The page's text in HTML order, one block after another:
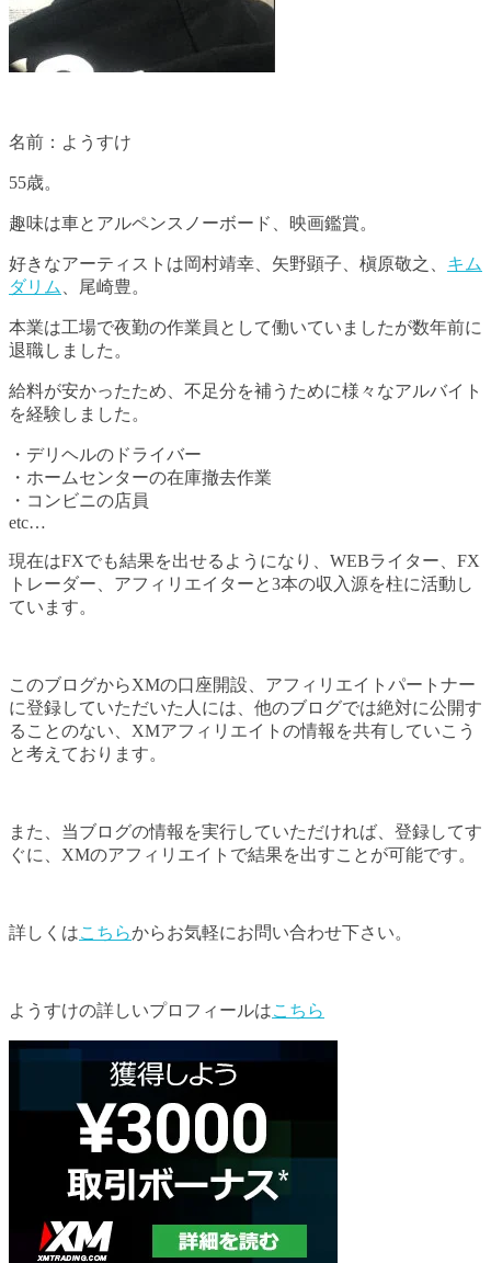
名前：ようすけ
55歳。
趣味は車とアルペンスノーボード、映画鑑賞。
好きなアーティストは岡村靖幸、矢野顕子、槇原敬之、 キム
ダリム
、尾崎豊。
本業は工場で夜勤の作業員として働いていましたが数年前に
退職しました。
給料が安かったため、不足分を補うために様々なアルバイト
を経験しました。
・デリヘルのドライバー
・ホームセンターの在庫撤去作業
・コンビニの店員
etc…
現在はFXでも結果を出せるようになり、WEBライター、FX
トレーダー、アフィリエイターと3本の収入源を柱に活動し
ています。
このブログからXMの口座開設、アフィリエイトパートナー
に登録していただいた人には、他のブログでは絶対に公開す
ることのない、XMアフィリエイトの情報を共有していこう
と考えております。
また、当ブログの情報を実行していただければ、登録してす
ぐに、XMのアフィリエイトで結果を出すことが可能です。
詳しくはこちらからお気軽にお問い合わせ下さい。
ようすけの詳しいプロフィールはこちら